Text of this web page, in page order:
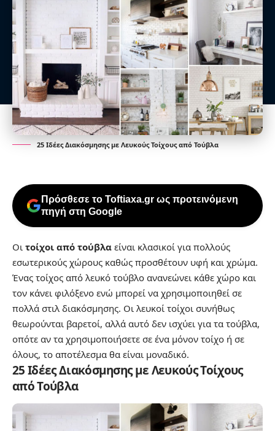
25 Ιδέες Διακόσμησης με Λευκούς Τοίχους από Τούβλα
Πρόσθεσε το Toftiaxa.gr ως προτεινόμενη
πηγή στη Google
Οι τοίχοι από τούβλα είναι κλασικοί για πολλούς
εσωτερικούς χώρους καθώς προσθέτουν υφή και χρώμα.
Ένας τοίχος από λευκό τούβλο ανανεώνει κάθε χώρο και
τον κάνει φιλόξενο ενώ μπορεί να χρησιμοποιηθεί σε
πολλά στιλ διακόσμησης. Οι λευκοί τοίχοι συνήθως
θεωρούνται βαρετοί, αλλά αυτό δεν ισχύει για τα τούβλα,
οπότε αν τα χρησιμοποιήσετε σε ένα μόνον τοίχο ή σε
όλους, το αποτέλεσμα θα είναι μοναδικό.
25 Ιδέες Διακόσμησης με Λευκούς Τοίχους
από Τούβλα